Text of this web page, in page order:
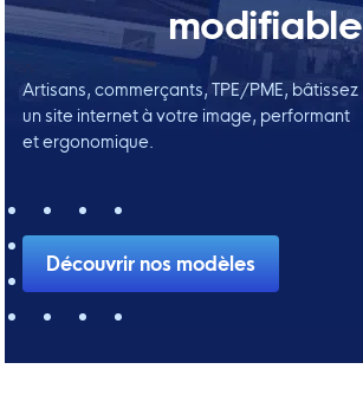
modifiable
Artisans, commerçants, TPE/PME, bâtissez
un site internet à votre image, performant
et ergonomique.
Découvrir nos modèles